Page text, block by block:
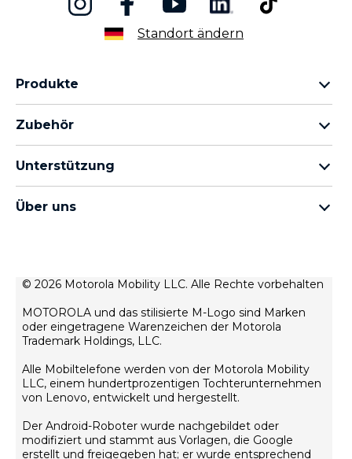
Standort ändern
Produkte
moto g Familie
thinkphone by motorola
Zubehör
moto tag
Unterstützung
Meine Bestellungen
Reparaturstatus
Wiederherstellung und Smart-Assistent
motorola impressum
Über uns
Verkaufsbedingungen
Datenschutz
Innovation
Rekrutierung
Datenschutzrichtlinie für Produkte
© 2026 Motorola Mobility LLC. Alle Rechte vorbehalten
MOTOROLA und das stilisierte M-Logo sind Marken
oder eingetragene Warenzeichen der Motorola
Trademark Holdings, LLC.
Alle Mobiltelefone werden von der Motorola Mobility
LLC, einem hundertprozentigen Tochterunternehmen
von Lenovo, entwickelt und hergestellt.
Der Android-Roboter wurde nachgebildet oder
modifiziert und stammt aus Vorlagen, die Google
erstellt und freigegeben hat; er wurde entsprechend